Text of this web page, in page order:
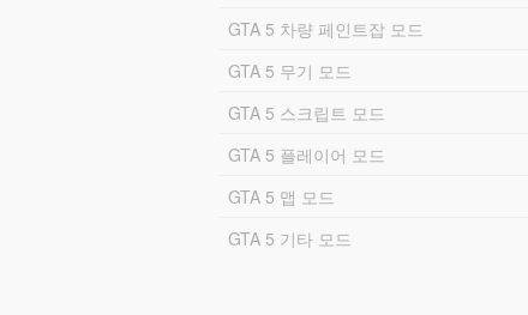
GTA 5 차량 페인트잡 모드
GTA 5 무기 모드
GTA 5 스크립트 모드
GTA 5 플레이어 모드
GTA 5 맵 모드
GTA 5 기타 모드